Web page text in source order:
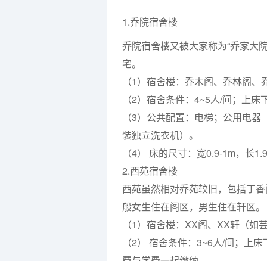
1.乔院宿舍楼
乔院宿舍楼又被大家称为“乔家大
宅。
（1）宿舍楼：乔木阁、乔林阁
（2）宿舍条件：4~5人/间；上床
（3）公共配置：电梯；公用电
装独立洗衣机）。
（4） 床的尺寸：宽0.9-1m，长
2.西苑宿舍楼
西苑虽然相对乔苑较旧，包括丁
般女生住在阁区，男生住在轩区。
（1）宿舍楼：XX阁、XX轩（如
（2） 宿舍条件：3~6人/间；上